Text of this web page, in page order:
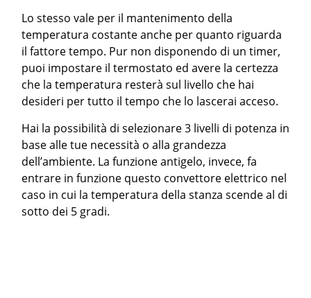
Lo stesso vale per il mantenimento della
temperatura costante anche per quanto riguarda
il fattore tempo. Pur non disponendo di un timer,
puoi impostare il termostato ed avere la certezza
che la temperatura resterà sul livello che hai
desideri per tutto il tempo che lo lascerai acceso.
Hai la possibilità di selezionare 3 livelli di potenza in
base alle tue necessità o alla grandezza
dell’ambiente. La funzione antigelo, invece, fa
entrare in funzione questo convettore elettrico nel
caso in cui la temperatura della stanza scende al di
sotto dei 5 gradi.